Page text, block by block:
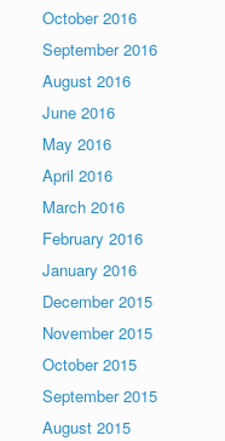
October 2016
September 2016
August 2016
June 2016
May 2016
April 2016
March 2016
February 2016
January 2016
December 2015
November 2015
October 2015
September 2015
August 2015